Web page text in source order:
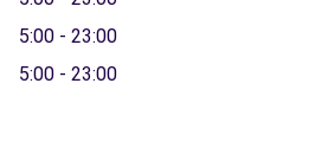
5:00 - 23:00
5:00 - 23:00